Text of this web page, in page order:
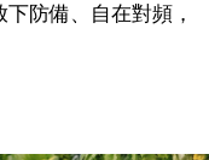
防備、自在對頻，